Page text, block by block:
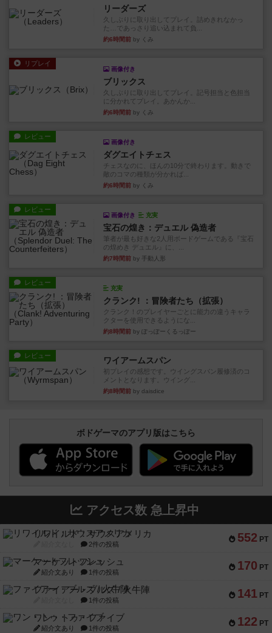
リーダーズ
久しぶりに取り出してプレイ。詰めきれなかっ
た…であっさり追い込まれて負...
約6時間前 by くみ
リプレイ
画像付き
ブリックス
久しぶりに取り出してプレイ。記号担当と色担当
に分かれてプレイ。あかんか...
約6時間前 by くみ
レビュー
画像付き
ダグエイトチェス
チェスなのに、ほんの10分で終わります。動きで
敵のコマの種類が分かれば...
約6時間前 by くみ
レビュー
画像付き 充実
宝石の煌き：デュエル 偽造者
筆者が最も好きな2人用ボードゲームである『宝石
の煌めき デュエル』に、...
約7時間前 by 手動人形
レビュー
充実
クランク! ：冒険者たち（拡張）
クランク！のプレイヤーごとに能力の違うキャラ
クターを使用できるようにな...
約8時間前 by ぽっぽーくるっぽー
レビュー ワイアームスパン
初プレイの感想です。ウイングスパン履修済のコ
メントとなります。ウイング...
約8時間前 by daisdice
ボドゲーマのアプリ版はこちら
アクセス数 急上昇中
552 PT
リワイルド：サウスアメリカ
2件の投稿
170 PT
マーケットフレッシュ
紹介文あり 1件の投稿
141 PT
ファイアー・ブルズ / 火牛陣
1件の投稿
122 PT
ワン・トゥ・ファイブ
紹介文あり 1件の投稿